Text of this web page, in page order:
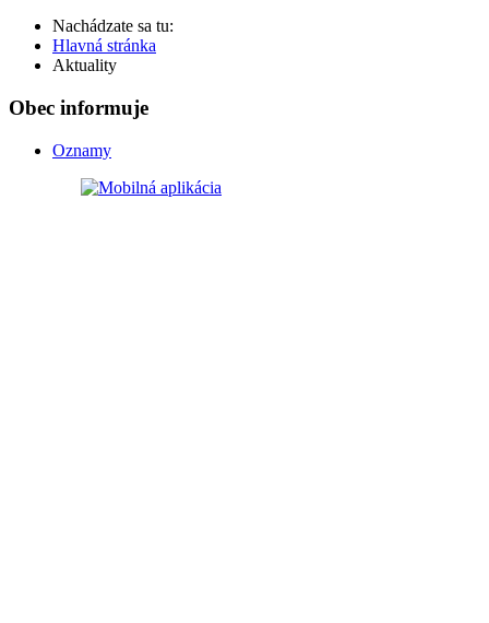
Nachádzate sa tu:
Hlavná stránka
Aktuality
Obec informuje
Oznamy